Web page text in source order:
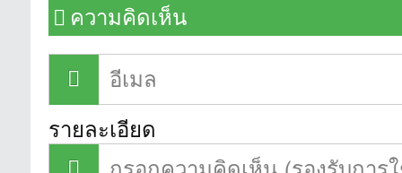
ความคิดเห็น
รายละเอียด